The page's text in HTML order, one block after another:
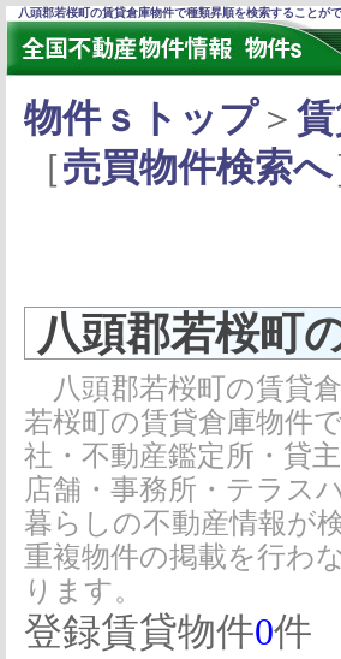
八頭郡若桜町の賃貸倉庫物件で種類昇順を検索することがで
物件ｓトップ＞
［売買物件検索へ
八頭郡若桜町
八頭郡若桜町の賃貸
若桜町の賃貸倉庫物件
社・不動産鑑定所・貸
店舗・事務所・テラス
暮らしの不動産情報が
重複物件の掲載を行わ
ります。
登録賃貸物件0件